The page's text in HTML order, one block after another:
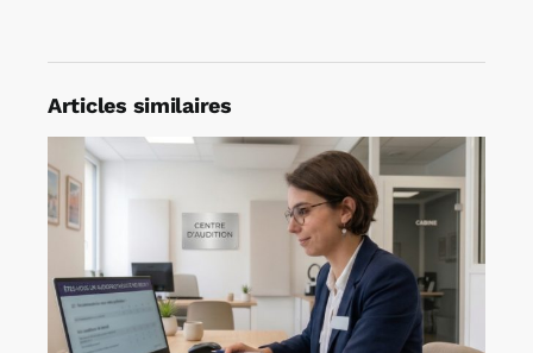
Articles similaires